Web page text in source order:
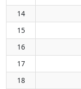
14
15
16
17
18